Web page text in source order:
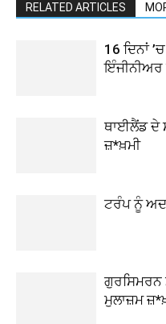
RELATED ARTICLES
16 ਦਿਨਾਂ
ਥਾਈਲੈਂਡ ਦੇ
ਜ਼*ਖ਼ਮੀ
ਟਰੰਪ ਨੂੰ
ਗੁਰਸਿਮਰਨ
ਮੁਲਾਜ਼ਮ